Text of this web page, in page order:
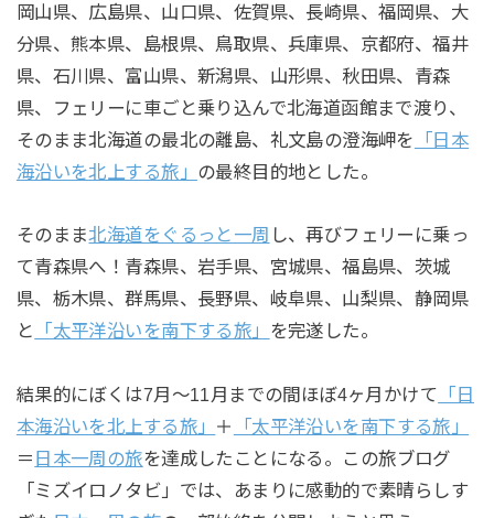
岡山県、広島県、山口県、佐賀県、長崎県、福岡県、大
分県、熊本県、島根県、鳥取県、兵庫県、京都府、福井
県、石川県、富山県、新潟県、山形県、秋田県、青森
県、フェリーに車ごと乗り込んで北海道函館まで渡り、
そのまま北海道の最北の離島、礼文島の澄海岬を
「日本
海沿いを北上する旅」 の最終目的地とした。
そのまま北海道をぐるっと一周 し、再びフェリーに乗っ
て青森県へ！青森県、岩手県、宮城県、福島県、茨城
県、栃木県、群馬県、長野県、岐阜県、山梨県、静岡県
と
「太平洋沿いを南下する旅」 を完遂した。
結果的にぼくは7月〜11月までの間ほぼ4ヶ月かけて 「日
本海沿いを北上する旅」 ＋
「太平洋沿いを南下する旅」
＝ 日本一周の旅を達成したことになる。この旅ブログ
「ミズイロノタビ」では、あまりに感動的で素晴らしす